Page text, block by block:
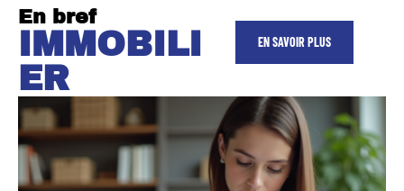
En bref
IMMOBILI
ER
EN SAVOIR PLUS